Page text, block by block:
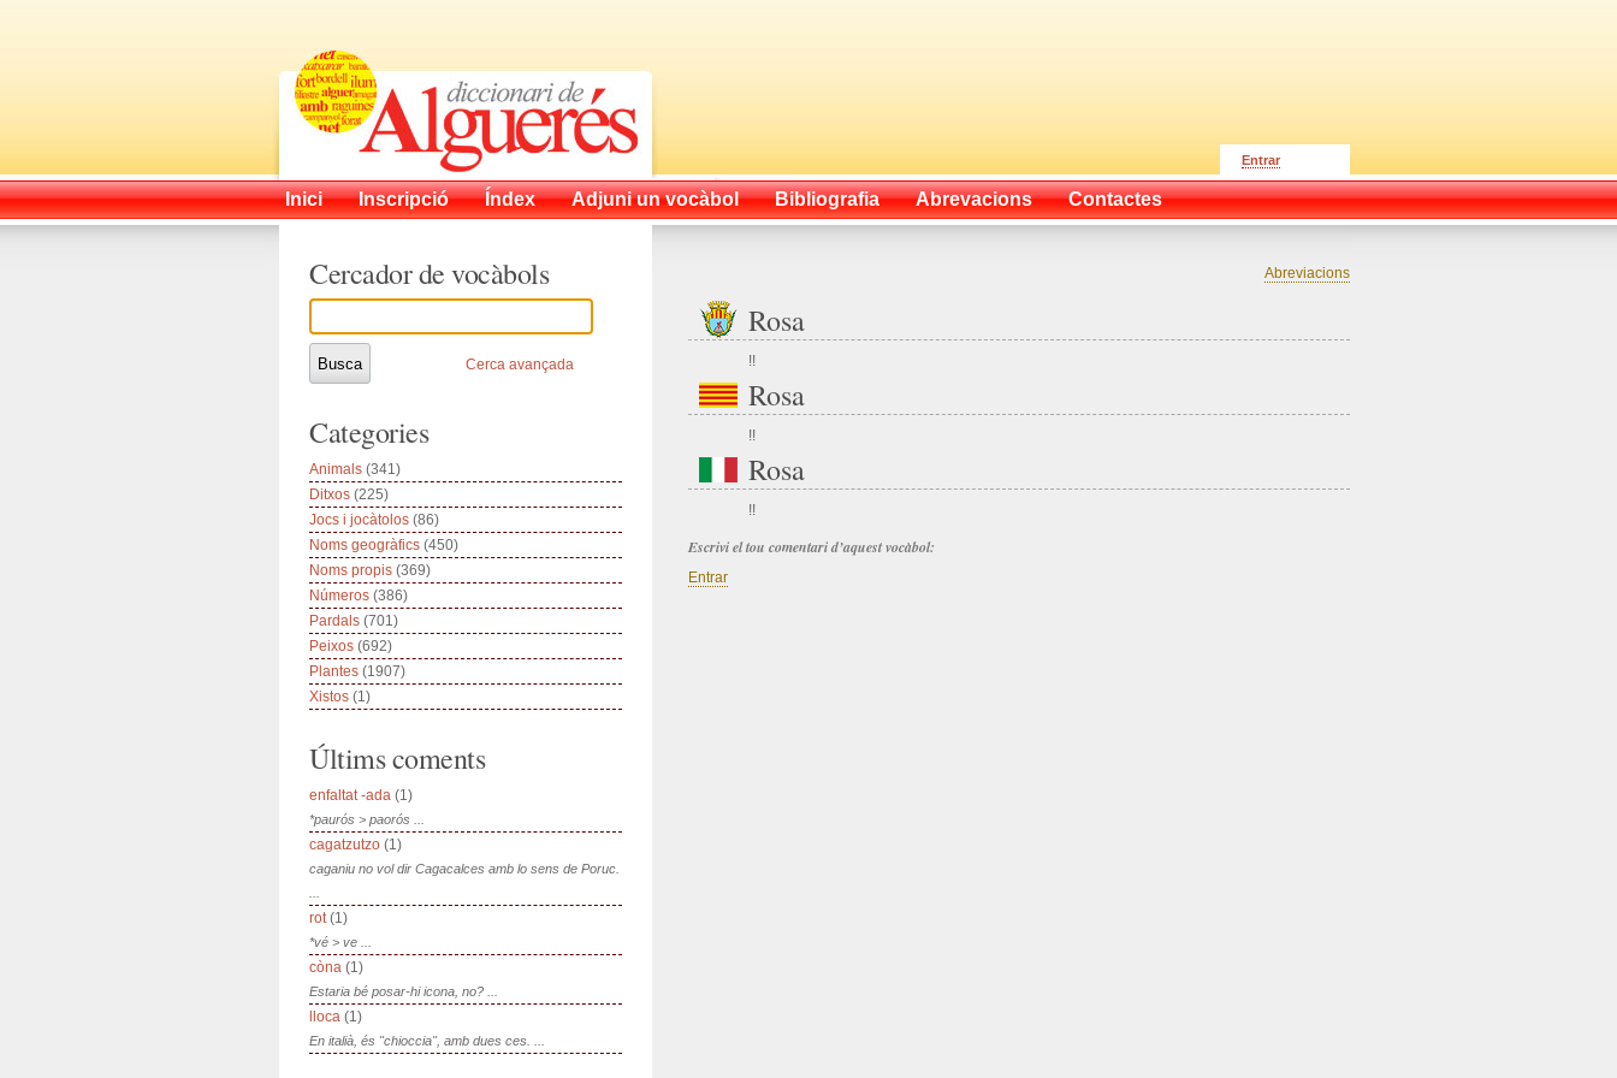
Entrar
Inici Inscripció Índex Adjuni un vocàbol Bibliografia Abrevacions Contactes
Abreviacions
Rosa
!!
Rosa
!!
Rosa
!!
Escrivi el tou comentari d’aquest vocàbol:
Entrar
Cercador de vocàbols
Cerca avançada
Categories
Animals (341)
Ditxos (225)
Jocs i jocàtolos (86)
Noms geogràfics (450)
Noms propis (369)
Números (386)
Pardals (701)
Peixos (692)
Plantes (1907)
Xistos (1)
Últims coments
enfaltat -ada (1)
*paurós > paorós ...
cagatzutzo (1)
caganiu no vol dir Cagacalces amb lo sens de Poruc.
rot(1)
*vé > ve ...
còna (1)
Estaria bé posar-hi icona, no? ...
lloca (1)
En italià, és "chioccia", amb dues ces. ...